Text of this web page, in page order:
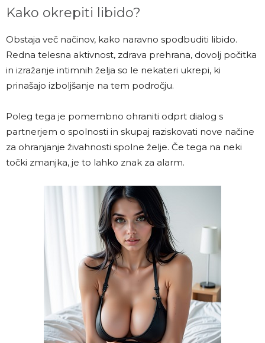
Kako okrepiti libido?
Obstaja več načinov, kako naravno spodbuditi libido.
Redna telesna aktivnost, zdrava prehrana, dovolj počitka
in izražanje intimnih želja so le nekateri ukrepi, ki
prinašajo izboljšanje na tem področju.
Poleg tega je pomembno ohraniti odprt dialog s
partnerjem o spolnosti in skupaj raziskovati nove načine
za ohranjanje živahnosti spolne želje. Če tega na neki
točki zmanjka, je to lahko znak za alarm.